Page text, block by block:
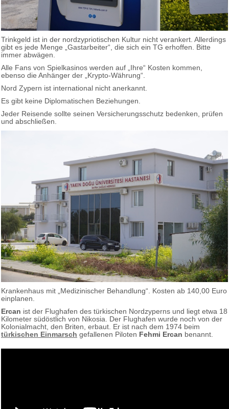
Trinkgeld ist in der nordzypriotischen Kultur nicht verankert. Allerdings
gibt es jede Menge „Gastarbeiter“, die sich ein TG erhoffen. Bitte
immer abwägen.
Alle Fans von Spielkasinos werden auf „Ihre“ Kosten kommen,
ebenso die Anhänger der „Krypto-Währung“.
Nord Zypern ist international nicht anerkannt.
Es gibt keine Diplomatischen Beziehungen.
Jeder Reisende sollte seinen Versicherungsschutz bedenken, prüfen
und abschließen.
Krankenhaus mit „Medizinischer Behandlung“. Kosten ab 140,00 Euro
einplanen.
Ercan ist der Flughafen des türkischen Nordzyperns und liegt etwa 18
Kilometer südöstlich von Nikosia. Der Flughafen wurde noch von der
Kolonialmacht, den Briten, erbaut. Er ist nach dem 1974 beim
türkischen Einmarsch gefallenen Piloten Fehmi Ercan benannt.